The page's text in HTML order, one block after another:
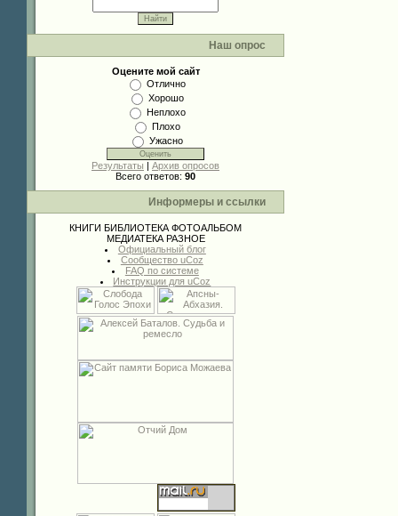
Наш опрос
Оцените мой сайт
Отлично
Хорошо
Неплохо
Плохо
Ужасно
Результаты | Архив опросов
Всего ответов: 90
Информеры и ссылки
КНИГИ БИБЛИОТЕКА ФОТОАЛЬБОМ
МЕДИАТЕКА РАЗНОЕ
Официальный блог
Сообщество uCoz
FAQ по системе
Инструкции для uCoz